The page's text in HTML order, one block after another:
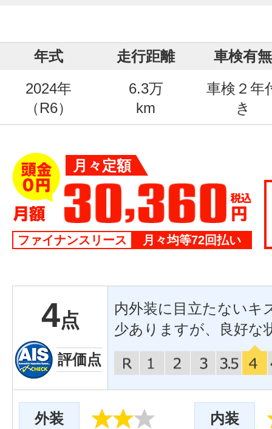
年式 走行距離
車検有無
2024年
（R6）
6.3万
km
車検２年
き
月々定額
ファイナンスリース 月々均等72回払い
4点
評価点
内外装に目立たないキ
少ありますが、良好な
外装 内装